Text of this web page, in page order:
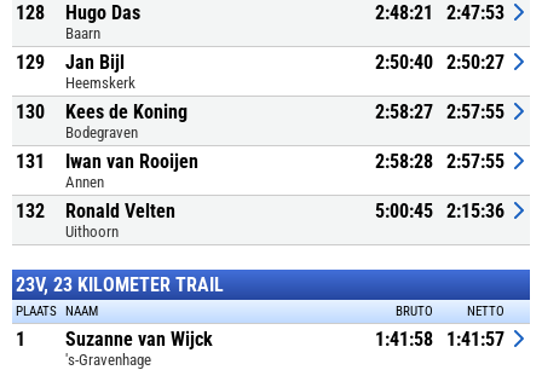
128 Hugo Das
Baarn
2:48:21 2:47:53
129 Jan Bijl
Heemskerk
2:50:40 2:50:27
130 Kees de Koning
Bodegraven
2:58:27 2:57:55
131 Iwan van Rooijen
Annen
2:58:28 2:57:55
132 Ronald Velten
Uithoorn
5:00:45 2:15:36
23V, 23 KILOMETER TRAIL
PLAATS NAAM BRUTO NETTO
1 Suzanne van Wijck
's-Gravenhage
1:41:58 1:41:57